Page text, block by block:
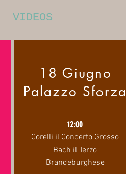
VIDEOS
18 Giugno
Palazzo Sforza
12:00
Corelli il Concerto Grosso
Bach il Terzo
Brandeburghese